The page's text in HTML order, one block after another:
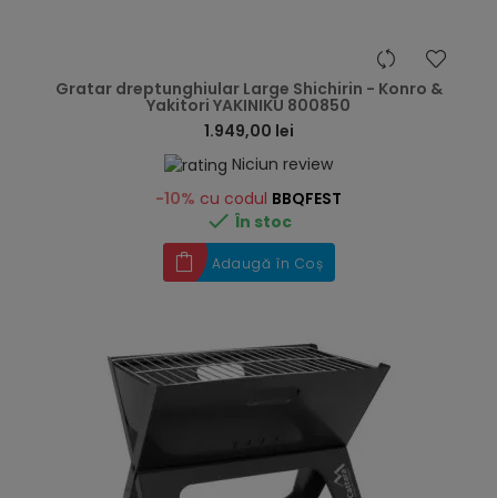
Gratar dreptunghiular Large Shichirin - Konro &
Yakitori YAKINIKU 800850
1.949,00 lei
Niciun review
-10% cu codul BBQFEST
 În stoc
Adaugă în Coș